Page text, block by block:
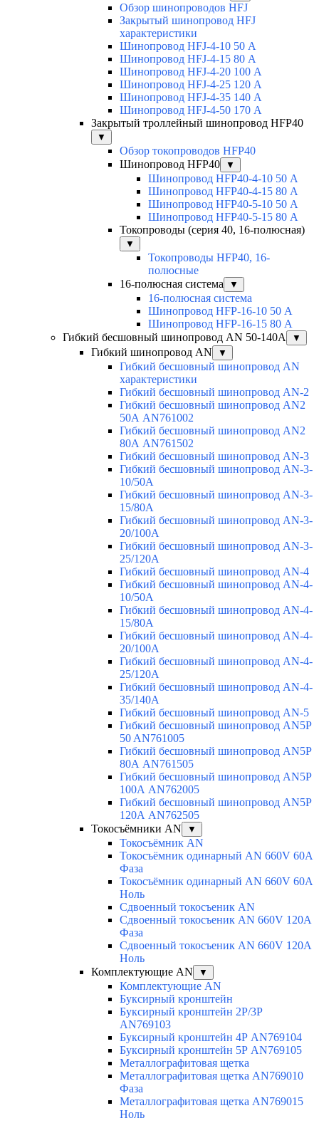
Обзор шинопроводов HFJ
Закрытый шинопровод HFJ
характеристики
Шинопровод HFJ-4-10 50 А
Шинопровод HFJ-4-15 80 А
Шинопровод HFJ-4-20 100 А
Шинопровод HFJ-4-25 120 А
Шинопровод HFJ-4-35 140 А
Шинопровод HFJ-4-50 170 А
Закрытый троллейный шинопровод HFP40
▼
Обзор токопроводов HFP40
Шинопровод HFP40
▼
Шинопровод HFP40-4-10 50 А
Шинопровод HFP40-4-15 80 А
Шинопровод HFP40-5-10 50 А
Шинопровод HFP40-5-15 80 А
Токопроводы (серия 40, 16-полюсная)
▼
Токопроводы HFP40, 16-
полюсные
16-полюсная система
▼
16-полюсная система
Шинопровод HFP-16-10 50 А
Шинопровод HFP-16-15 80 А
Гибкий бесшовный шинопровод AN 50-140А
▼
Гибкий шинопровод AN ▼
Гибкий бесшовный шинопровод AN
характеристики
Гибкий бесшовный шинопровод AN-2
Гибкий бесшовный шинопровод AN2
50А AN761002
Гибкий бесшовный шинопровод AN2
80А AN761502
Гибкий бесшовный шинопровод AN-3
Гибкий бесшовный шинопровод AN-3-
10/50A
Гибкий бесшовный шинопровод AN-3-
15/80A
Гибкий бесшовный шинопровод AN-3-
20/100A
Гибкий бесшовный шинопровод AN-3-
25/120A
Гибкий бесшовный шинопровод AN-4
Гибкий бесшовный шинопровод AN-4-
10/50A
Гибкий бесшовный шинопровод AN-4-
15/80A
Гибкий бесшовный шинопровод AN-4-
20/100A
Гибкий бесшовный шинопровод AN-4-
25/120A
Гибкий бесшовный шинопровод AN-4-
35/140A
Гибкий бесшовный шинопровод AN-5
Гибкий бесшовный шинопровод AN5P
50 AN761005
Гибкий бесшовный шинопровод AN5P
80А AN761505
Гибкий бесшовный шинопровод AN5P
100А AN762005
Гибкий бесшовный шинопровод AN5P
120А AN762505
Токосъёмники AN
▼
Токосъёмник AN
Токосъёмник одинарный AN 660V 60A
Фаза
Токосъёмник одинарный AN 660V 60A
Ноль
Сдвоенный токосъеник AN
Сдвоенный токосъеник AN 660V 120A
Фаза
Сдвоенный токосъеник AN 660V 120A
Ноль
Комплектующие AN
▼
Комплектующие AN
Буксирный кронштейн
Буксирный кронштейн 2Р/3Р
AN769103
Буксирный кронштейн 4Р AN769104
Буксирный кронштейн 5Р AN769105
Металлографитовая щетка
Металлографитовая щетка AN769010
Фаза
Металлографитовая щетка AN769015
Ноль